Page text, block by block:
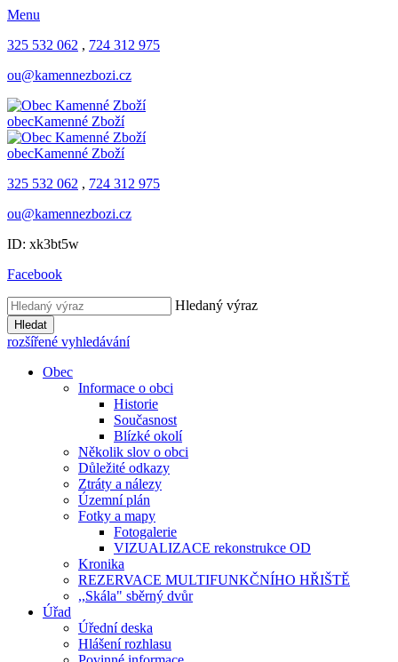
Menu
325 532 062 , 724 312 975
ou@kamennezbozi.cz
obecKamenné Zboží
obecKamenné Zboží
325 532 062 , 724 312 975
ou@kamennezbozi.cz
ID: xk3bt5w
Facebook
Hledaný výraz
Hledat
rozšířené vyhledávání
Obec
Informace o obci
Historie
Současnost
Blízké okolí
Několik slov o obci
Důležité odkazy
Ztráty a nálezy
Územní plán
Fotky a mapy
Fotogalerie
VIZUALIZACE rekonstrukce OD
Kronika
REZERVACE MULTIFUNKČNÍHO HŘIŠTĚ
,,Skála" sběrný dvůr
Úřad
Úřední deska
Hlášení rozhlasu